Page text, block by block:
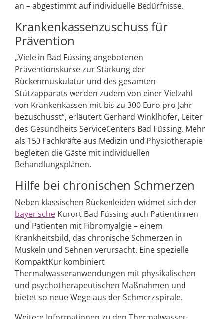
an – abgestimmt auf individuelle Bedürfnisse.
Krankenkassenzuschuss für
Prävention
„Viele in Bad Füssing angebotenen
Präventionskurse zur Stärkung der
Rückenmuskulatur und des gesamten
Stützapparats werden zudem von einer Vielzahl
von Krankenkassen mit bis zu 300 Euro pro Jahr
bezuschusst“, erläutert Gerhard Winklhofer, Leiter
des Gesundheits ServiceCenters Bad Füssing. Mehr
als 150 Fachkräfte aus Medizin und Physiotherapie
begleiten die Gäste mit individuellen
Behandlungsplänen.
Hilfe bei chronischen Schmerzen
Neben klassischen Rückenleiden widmet sich der
bayerische Kurort Bad Füssing auch Patientinnen
und Patienten mit Fibromyalgie – einem
Krankheitsbild, das chronische Schmerzen in
Muskeln und Sehnen verursacht. Eine spezielle
KompaktKur kombiniert
Thermalwasseranwendungen mit physikalischen
und psychotherapeutischen Maßnahmen und
bietet so neue Wege aus der Schmerzspirale.